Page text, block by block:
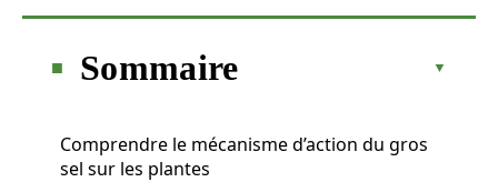
Sommaire
Comprendre le mécanisme d’action du gros
sel sur les plantes